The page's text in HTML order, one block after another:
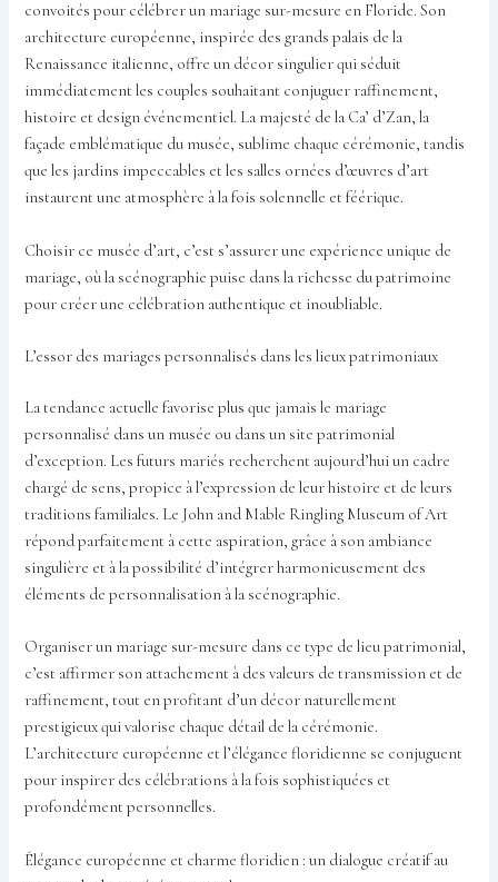
convoités pour célébrer un mariage sur-mesure en Floride. Son
architecture européenne, inspirée des grands palais de la
Renaissance italienne, offre un décor singulier qui séduit
immédiatement les couples souhaitant conjuguer raffinement,
histoire et design événementiel. La majesté de la Ca’ d’Zan, la
façade emblématique du musée, sublime chaque cérémonie, tandis
que les jardins impeccables et les salles ornées d’œuvres d’art
instaurent une atmosphère à la fois solennelle et féérique.
Choisir ce musée d’art, c’est s’assurer une expérience unique de
mariage, où la scénographie puise dans la richesse du patrimoine
pour créer une célébration authentique et inoubliable.
L’essor des mariages personnalisés dans les lieux patrimoniaux
La tendance actuelle favorise plus que jamais le mariage
personnalisé dans un musée ou dans un site patrimonial
d’exception. Les futurs mariés recherchent aujourd’hui un cadre
chargé de sens, propice à l’expression de leur histoire et de leurs
traditions familiales. Le John and Mable Ringling Museum of Art
répond parfaitement à cette aspiration, grâce à son ambiance
singulière et à la possibilité d’intégrer harmonieusement des
éléments de personnalisation à la scénographie.
Organiser un mariage sur-mesure dans ce type de lieu patrimonial,
c’est affirmer son attachement à des valeurs de transmission et de
raffinement, tout en profitant d’un décor naturellement
prestigieux qui valorise chaque détail de la cérémonie.
L’architecture européenne et l’élégance floridienne se conjuguent
pour inspirer des célébrations à la fois sophistiquées et
profondément personnelles.
Élégance européenne et charme floridien : un dialogue créatif au